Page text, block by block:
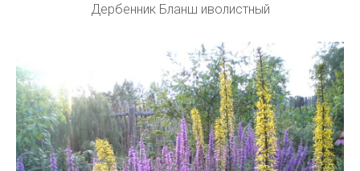
Дербенник Бланш иволистный